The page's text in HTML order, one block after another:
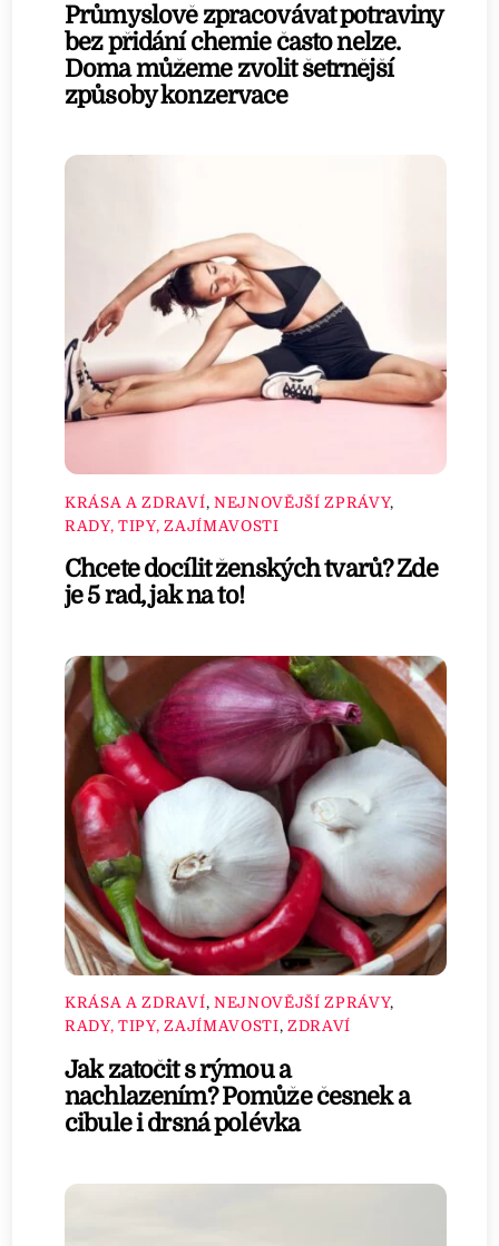
Průmyslově zpracovávat potraviny
bez přidání chemie často nelze.
Doma můžeme zvolit šetrnější
způsoby konzervace
KRÁSA A ZDRAVÍ, NEJNOVĚJŠÍ ZPRÁVY,
RADY, TIPY, ZAJÍMAVOSTI
Chcete docílit ženských tvarů? Zde
je 5 rad, jak na to!
KRÁSA A ZDRAVÍ, NEJNOVĚJŠÍ ZPRÁVY,
RADY, TIPY, ZAJÍMAVOSTI, ZDRAVÍ
Jak zatočit s rýmou a
nachlazením? Pomůže česnek a
cibule i drsná polévka